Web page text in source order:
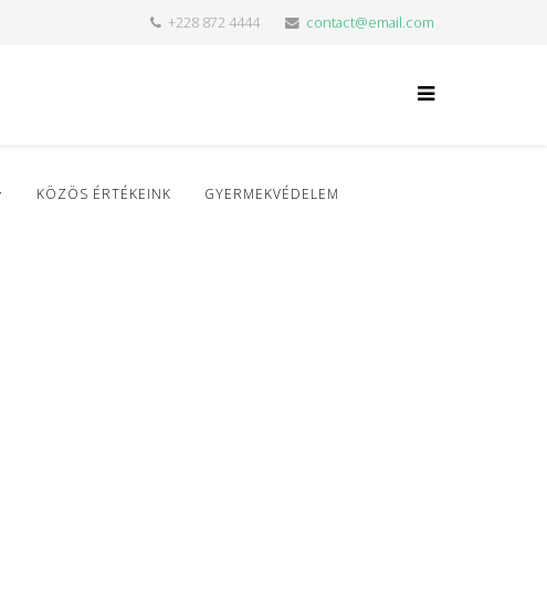
+228 872 4444 contact@email.com
KÖZÖS ÉRTÉKEINK GYERMEKVÉDELEM